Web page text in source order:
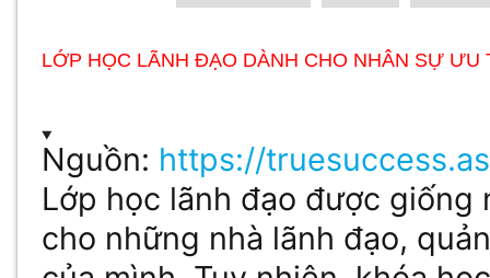
LỚP HỌC LÃNH ĐẠO DÀNH CHO NHÂN SỰ ƯU
Nguồn: https://
Lớp học lãnh đạo được
cho những nhà lãnh đạo,